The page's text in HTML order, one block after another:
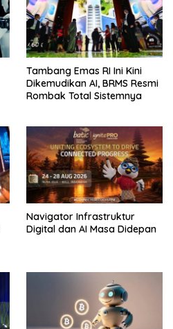
Tambang Emas RI Ini Kini
Dikemudikan AI, BRMS Resmi
Rombak Total Sistemnya
Navigator Infrastruktur
Digital dan AI Masa Didepan